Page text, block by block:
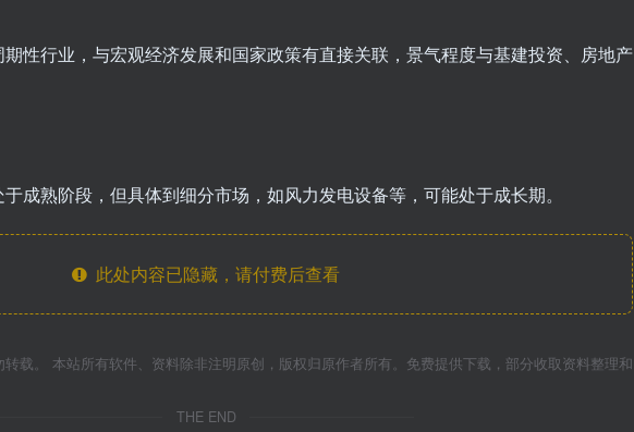
性行业，与宏观经济发展和国家政策有直接关联，景气程度与基建投资、房地产
成熟阶段，但具体到细分市场，如风力发电设备等，可能处于成长期。
此处内容已隐藏，请付费后查看
载。 本站所有软件、资料除非注明原创，版权归原作者所有。免费提供下载，部分收取资料整理和
THE END